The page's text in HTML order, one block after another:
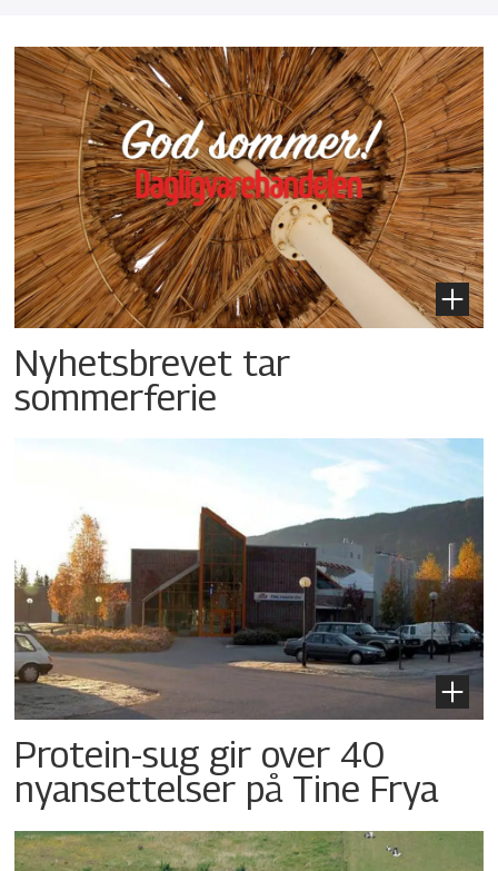
Nyhetsbrevet tar
sommerferie
Protein-sug gir over 40
nyansettelser på Tine Frya